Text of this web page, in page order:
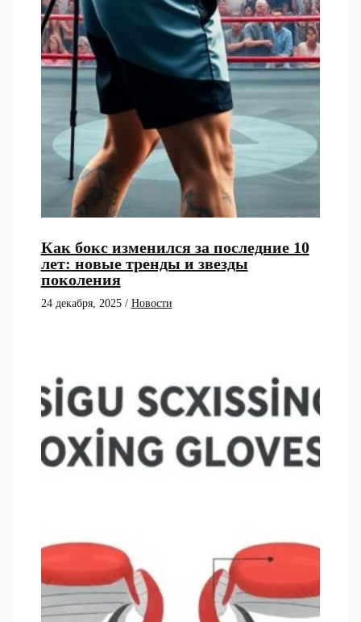
Как бокс изменился за последние 10
лет: новые тренды и звезды
поколения
24 декабря, 2025 / Новости